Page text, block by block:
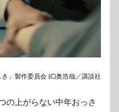
き」製作委員会 (C)奥浩哉／講談社
の上がらない中年おっさ